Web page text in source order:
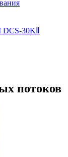
30KⅡ
потоков